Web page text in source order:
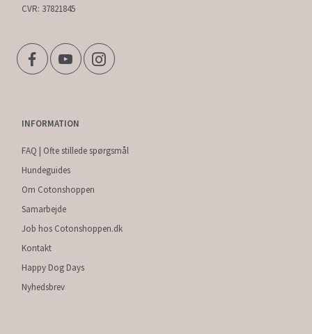
CVR: 37821845
INFORMATION
FAQ | Ofte stillede spørgsmål
Hundeguides
Om Cotonshoppen
Samarbejde
Job hos Cotonshoppen.dk
Kontakt
Happy Dog Days
Nyhedsbrev